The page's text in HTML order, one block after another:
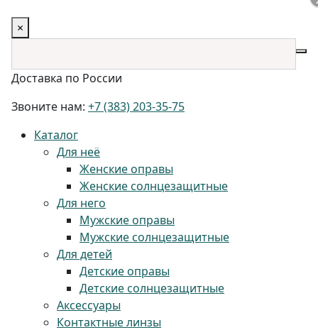
×
Доставка по России
Звоните нам: +7 (383) 203-35-75
Каталог
Для неё
Женские оправы
Женские солнцезащитные
Для него
Мужские оправы
Мужские солнцезащитные
Для детей
Детские оправы
Детские солнцезащитные
Аксессуары
Контактные линзы